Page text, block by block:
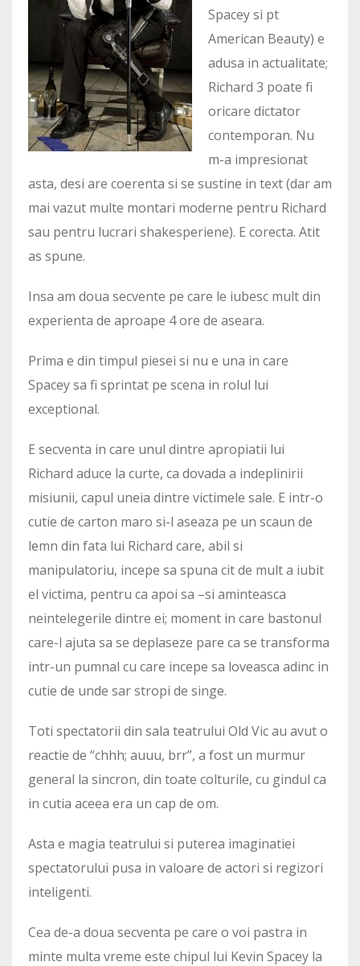
Spacey si pt
American Beauty) e
adusa in actualitate;
Richard 3 poate fi
oricare dictator
contemporan. Nu
m-a impresionat
asta, desi are coerenta si se sustine in text (dar am
mai vazut multe montari moderne pentru Richard
sau pentru lucrari shakesperiene). E corecta. Atit
as spune.
Insa am doua secvente pe care le iubesc mult din
experienta de aproape 4 ore de aseara.
Prima e din timpul piesei si nu e una in care
Spacey sa fi sprintat pe scena in rolul lui
exceptional.
E secventa in care unul dintre apropiatii lui
Richard aduce la curte, ca dovada a indeplinirii
misiunii, capul uneia dintre victimele sale. E intr-o
cutie de carton maro si-l aseaza pe un scaun de
lemn din fata lui Richard care, abil si
manipulatoriu, incepe sa spuna cit de mult a iubit
el victima, pentru ca apoi sa –si aminteasca
neintelegerile dintre ei; moment in care bastonul
care-l ajuta sa se deplaseze pare ca se transforma
intr-un pumnal cu care incepe sa loveasca adinc in
cutie de unde sar stropi de singe.
Toti spectatorii din sala teatrului Old Vic au avut o
reactie de “chhh; auuu, brr”, a fost un murmur
general la sincron, din toate colturile, cu gindul ca
in cutia aceea era un cap de om.
Asta e magia teatrului si puterea imaginatiei
spectatorului pusa in valoare de actori si regizori
inteligenti.
Cea de-a doua secventa pe care o voi pastra in
minte multa vreme este chipul lui Kevin Spacey la